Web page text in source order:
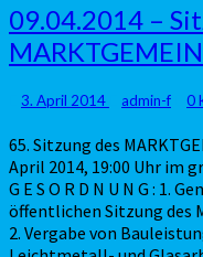
09.04.2014
–
Sitzung
MARKTGEMEINDERATES
09.04.2014 –
3. April 2014 admin-f 0
65. Sitzung des
April 2014, 19:00 Uhr im
G E S O R D N U N G : 1.
öffentlichen Sitzung des
2. Vergabe von